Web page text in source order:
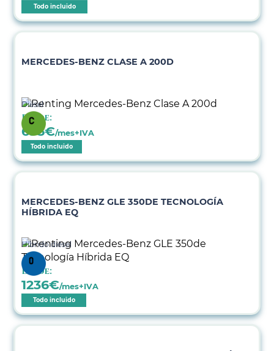
Todo incluido
MERCEDES-BENZ CLASE A 200D
Diésel
Desde:
695€/mes+IVA
Todo incluido
MERCEDES-BENZ GLE 350DE TECNOLOGÍA
HÍBRIDA EQ
Híbrido diésel
Desde:
1236€/mes+IVA
Todo incluido